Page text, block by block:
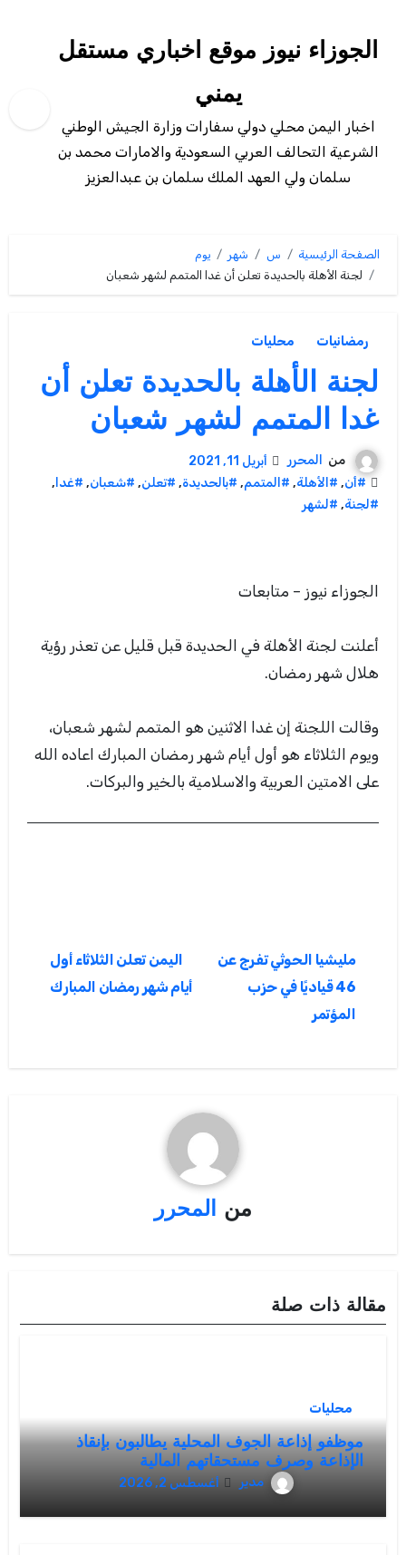
المحتوىالجوزاء نيوز موقع اخباري مستقل
يمني
اخبار اليمن محلي دولي سفارات وزارة الجيش الوطني
الشرعية التحالف العربي السعودية والامارات محمد بن
سلمان ولي العهد الملك سلمان بن عبدالعزيز
الصفحة الرئيسية س شهر
يوم
لجنة الأهلة بالحديدة تعلن أن غدا المتمم لشهر شعبان
رمضانيات محليات
لجنة الأهلة بالحديدة تعلن أن
غدا المتمم لشهر شعبان
من المحرر
أبريل 11, 2021
#أن, #الأهلة, #المتمم, #بالحديدة, #تعلن, #شعبان, #غدا ,
#لجنة, #لشهر
الجوزاء نيوز – متابعات
أعلنت لجنة الأهلة في الحديدة قبل قليل عن تعذر رؤية
هلال شهر رمضان.
وقالت اللجنة إن غدا الاثنين هو المتمم لشهر شعبان،
ويوم الثلاثاء هو أول أيام شهر رمضان المبارك اعاده الله
على الامتين العربية والاسلامية بالخير والبركات.
المقالات
مليشيا الحوثي تفرج عن
46 قياديًا في حزب
المؤتمر
اليمن تعلن الثلاثاء أول
أيام شهر رمضان المبارك
من المحرر
مقالة ذات صلة
محليات
موظفو إذاعة الجوف المحلية يطالبون بإنقاذ
الإذاعة وصرف مستحقاتهم المالية
مدير أغسطس 2, 2026